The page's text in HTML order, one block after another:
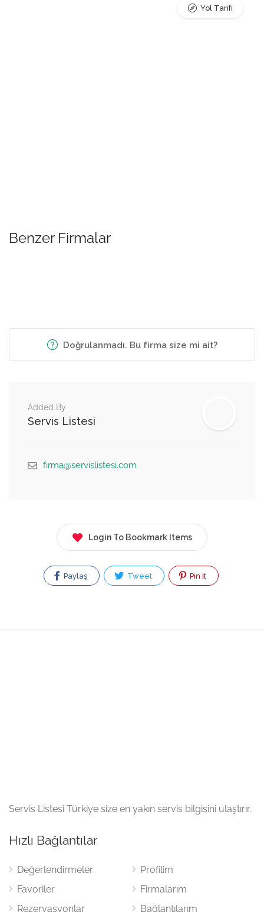
Yol Tarifi
Benzer Firmalar
Doğrulanmadı. Bu firma size mi ait?
Added By
Servis Listesi
firma@servislistesi.com
Login To Bookmark Items
Paylaş Tweet Pin It
Servis Listesi Türkiye size en yakın servis bilgisini ulaştırır.
Hızlı Bağlantılar
Değerlendirmeler
Favoriler
Rezervasyonlar
Profilim
Firmalarım
Bağlantılarım